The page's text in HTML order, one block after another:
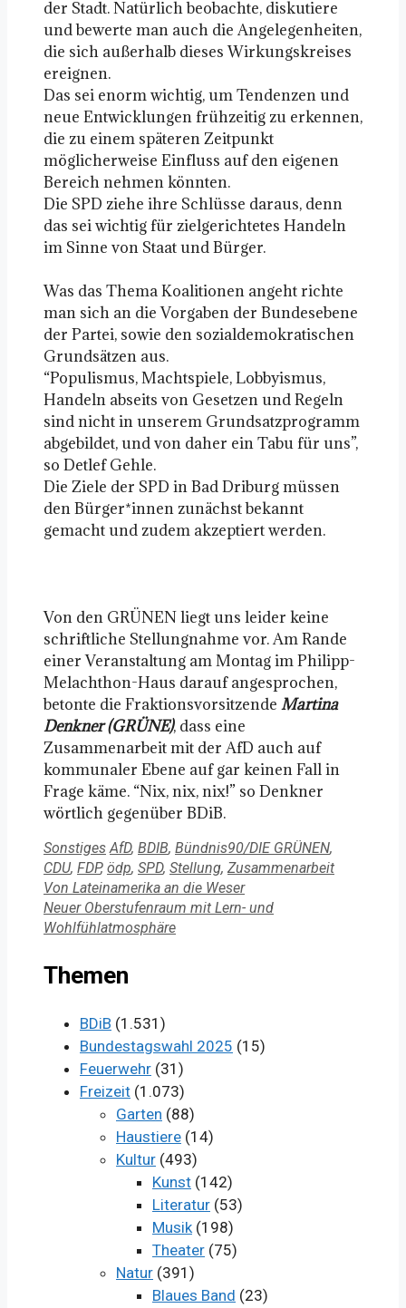
der Stadt. Natürlich beobachte, diskutiere
und bewerte man auch die Angelegenheiten,
die sich außerhalb dieses Wirkungskreises
ereignen.
Das sei enorm wichtig, um Tendenzen und
neue Entwicklungen frühzeitig zu erkennen,
die zu einem späteren Zeitpunkt
möglicherweise Einfluss auf den eigenen
Bereich nehmen könnten.
Die SPD ziehe ihre Schlüsse daraus, denn
das sei wichtig für zielgerichtetes Handeln
im Sinne von Staat und Bürger.
Was das Thema Koalitionen angeht richte
man sich an die Vorgaben der Bundesebene
der Partei, sowie den sozialdemokratischen
Grundsätzen aus.
“Populismus, Machtspiele, Lobbyismus,
Handeln abseits von Gesetzen und Regeln
sind nicht in unserem Grundsatzprogramm
abgebildet, und von daher ein Tabu für uns”,
so Detlef Gehle.
Die Ziele der SPD in Bad Driburg müssen
den Bürger*innen zunächst bekannt
gemacht und zudem akzeptiert werden.
Von den GRÜNEN liegt uns leider keine
schriftliche Stellungnahme vor. Am Rande
einer Veranstaltung am Montag im Philipp-
Melachthon-Haus darauf angesprochen,
betonte die Fraktionsvorsitzende Martina
Denkner (GRÜNE), dass eine
Zusammenarbeit mit der AfD auch auf
kommunaler Ebene auf gar keinen Fall in
Frage käme. “Nix, nix, nix!” so Denkner
wörtlich gegenüber BDiB.
Kategorien
Sonstiges Schlagwörter
AfD, BDIB, Bündnis90/DIE GRÜNEN,
CDU, FDP, ödp, SPD, Stellung, Zusammenarbeit
Von Lateinamerika an die Weser
Neuer Oberstufenraum mit Lern- und
Wohlfühlatmosphäre
Themen
BDiB (1.531)
Bundestagswahl 2025 (15)
Feuerwehr (31)
Freizeit (1.073)
Garten (88)
Haustiere (14)
Kultur (493)
Kunst (142)
Literatur (53)
Musik(198)
Theater (75)
Natur (391)
Blaues Band (23)